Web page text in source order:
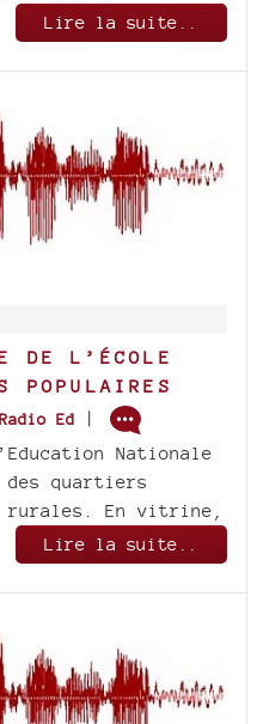
Lire la suite..
DE L’ÉCOLE
POPULAIRES
Radio Ed
|
Nationale
quartiers
rurales. En vitrine,
Lire la suite..